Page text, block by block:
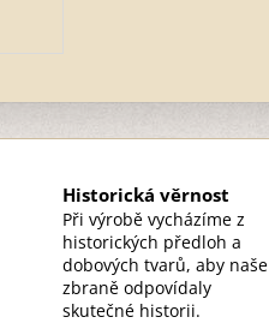
Historická věrnost
Při výrobě vycházíme z
historických předloh a
dobových tvarů, aby naše
zbraně odpovídaly
skutečné historii.